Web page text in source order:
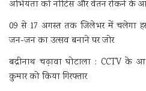
अभियंता को नोटिस और वेतन रोकने के
09 से 17 अगस्त तक जिलेभर में चलेगा
जन-जन का उत्सव बनाने पर जोर
बद्रीनाथ चढ़ावा घोटाला : CCTV के
कुमार को किया गिरफ्तार